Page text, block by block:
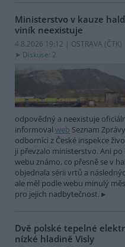
Ministerstvo v kauze
viník neexistuje
4.8.2026 19:12 | OSTRAVA (ČTK)
Diskuse: 2
odpovědný a neexistuje
informoval web Seznam
odborníci z České inspekce
ji převzalo ministerstvo. Ani
webu známo, co přesně se v
objednala sérii vrtů a
ale měl podle webu minulý
pro jejich nadbytečnost.
Dvě polské tepelné
nízké hladině Visly